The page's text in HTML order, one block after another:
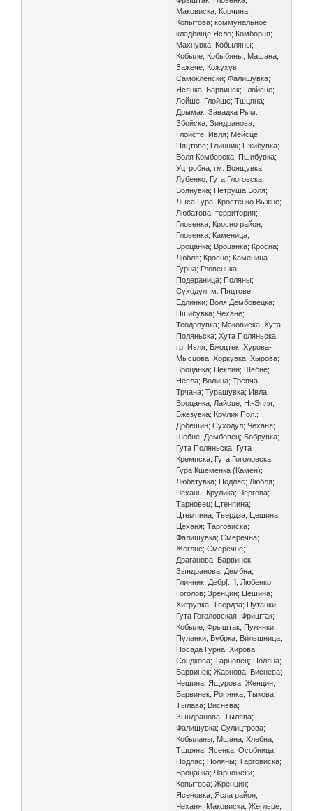
Маковиска; Корчина;
Копытова; коммунальное
кладбище Ясло; Комборня;
Махнувка; Кобыляны;
Кобыле; Кобыбяны; Машана;
Зажече; Кожухув;
Самокленски; Фалишувка;
Ясянка; Барвинек; Глойсце;
Лойше; Глойше; Тшцяна;
Дрымак; Завадка Рым.;
Збойска; Зиндранова;
Глойсте; Ивля; Мейсце
Пяцтове; Глинник; Пжибувка;
Воля Комборска; Пшибувка;
Уцтробна; гм. Воящувка;
Лубенко; Гута Глоговска;
Воянувка; Петруша Воля;
Лыса Гура; Кростенко Выжне;
Любатова; территория;
Гловенка; Кросно район;
Гловенка; Каменица;
Вроцанка; Вроцанка; Кросна;
Любля; Кросно; Каменица
Гурна; Гловенька;
Подераница; Поляны;
Суходул; м. Пяцтове;
Едлинки; Воля Дембовецка;
Пшибувка; Чехане;
Теодорувка; Маковиска; Хута
Поляньска; Хута Поляньска;
гр. Ивля; Бжоцтек; Хурова-
Мысцова; Хоркувка; Хырова;
Вроцанка; Цеклин; Шебне;
Непла; Волица; Трепча;
Трчана; Турашувка; Ивла;
Вроцанка; Лайсце; Н.-Эпля;
Бжезувка; Крулик Пол.;
Добешин; Суходул; Чеханя;
Шебне; Дембовец; Бобрувка;
Гута Поляньска; Гута
Кремпска; Гута Гоголовска;
Гура Кшеменка (Камен);
Любатувка; Подляс; Любля;
Чехань; Крулика; Чергова;
Тарновец; Цтенпина;
Цтемпина; Твердза; Цешина;
Цеханя; Тарговиска;
Фалишувка; Смеречна;
Жеглце; Смеречне;
Драганова; Барвинек;
Зындранова; Дембна;
Глинник; Дебр[...]; Любенко;
Гоголов; Зренцин; Цешина;
Хитрувка; Твердза; Путанки;
Гута Гоголовская; Фриштак;
Кобыле; Фрыштак; Пулянки;
Пуланки; Бубрка; Вильшница;
Посада Гурна; Хирова;
Сондкова; Тарновец; Поляна;
Барвинек; Жарнова; Виснева;
Чешина; Ящурова; Женцин;
Барвинек; Ропянка; Тыкова;
Тылава; Виснева;
Зындранова; Тылява;
Фалишувка; Сулицтрова;
Кобыланы; Мшана; Хлебна;
Тшцяна; Ясенка; Особница;
Подлас; Поляны; Тарговиска;
Вроцанка; Чарножеки;
Копытова; Жренцин;
Ясеновка; Ясла район;
Чеханя; Маковиска; Жегльце;